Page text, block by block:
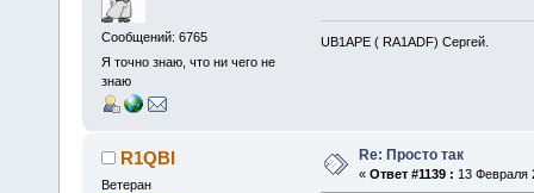
Сообщений: 6765
Я точно знаю, что ни чего не
знаю
UB1APE ( RA1ADF) Сергей.
R1QBI
Ветеран
Re: Просто так
« Ответ #1139 : 13 Февраля